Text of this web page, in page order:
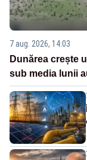
7 aug. 2026, 14:03
Dunărea crește
sub media lunii